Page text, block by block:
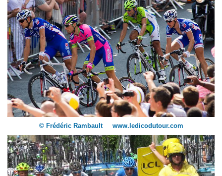
© Frédéric Rambault www.ledicodutour.com